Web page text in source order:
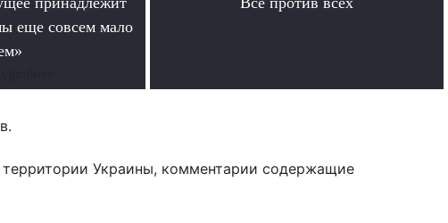
еще совсем мало
Украины, комментарии содержащие